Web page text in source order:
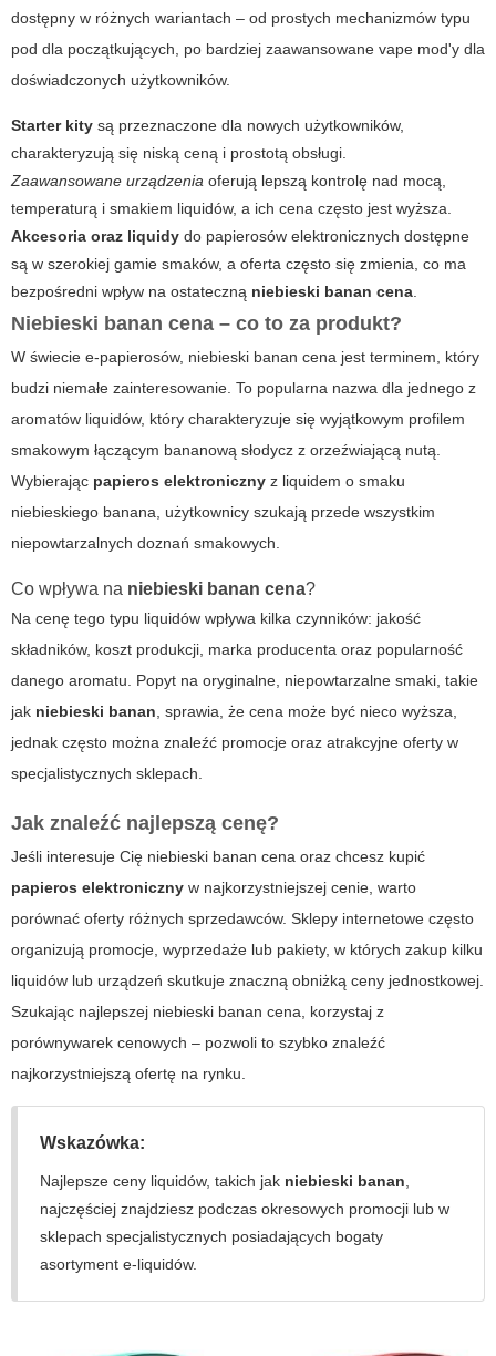
dostępny w różnych wariantach – od prostych mechanizmów typu
pod dla początkujących, po bardziej zaawansowane vape mod'y dla
doświadczonych użytkowników.
Starter kity są przeznaczone dla nowych użytkowników,
charakteryzują się niską ceną i prostotą obsługi.
Zaawansowane urządzenia oferują lepszą kontrolę nad mocą,
temperaturą i smakiem liquidów, a ich cena często jest wyższa.
Akcesoria oraz liquidy do papierosów elektronicznych dostępne
są w szerokiej gamie smaków, a oferta często się zmienia, co ma
bezpośredni wpływ na ostateczną niebieski banan cena.
Niebieski banan cena – co to za produkt?
W świecie e-papierosów, niebieski banan cena jest terminem, który
budzi niemałe zainteresowanie. To popularna nazwa dla jednego z
aromatów liquidów, który charakteryzuje się wyjątkowym profilem
smakowym łączącym bananową słodycz z orzeźwiającą nutą.
Wybierając papieros elektroniczny z liquidem o smaku
niebieskiego banana, użytkownicy szukają przede wszystkim
niepowtarzalnych doznań smakowych.
Co wpływa na niebieski banan cena?
Na cenę tego typu liquidów wpływa kilka czynników: jakość
składników, koszt produkcji, marka producenta oraz popularność
danego aromatu. Popyt na oryginalne, niepowtarzalne smaki, takie
jak niebieski banan, sprawia, że cena może być nieco wyższa,
jednak często można znaleźć promocje oraz atrakcyjne oferty w
specjalistycznych sklepach.
Jak znaleźć najlepszą cenę?
Jeśli interesuje Cię niebieski banan cena oraz chcesz kupić
papieros elektroniczny w najkorzystniejszej cenie, warto
porównać oferty różnych sprzedawców. Sklepy internetowe często
organizują promocje, wyprzedaże lub pakiety, w których zakup kilku
liquidów lub urządzeń skutkuje znaczną obniżką ceny jednostkowej.
Szukając najlepszej niebieski banan cena, korzystaj z
porównywarek cenowych – pozwoli to szybko znaleźć
najkorzystniejszą ofertę na rynku.
Wskazówka:
Najlepsze ceny liquidów, takich jak niebieski banan,
najczęściej znajdziesz podczas okresowych promocji lub w
sklepach specjalistycznych posiadających bogaty
asortyment e-liquidów.